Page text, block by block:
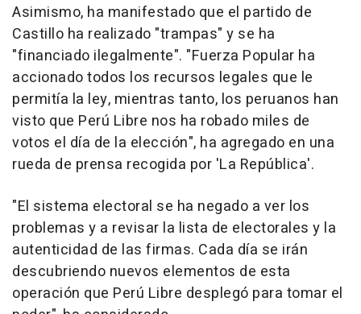
Asimismo, ha manifestado que el partido de
Castillo ha realizado "trampas" y se ha
"financiado ilegalmente". "Fuerza Popular ha
accionado todos los recursos legales que le
permitía la ley, mientras tanto, los peruanos han
visto que Perú Libre nos ha robado miles de
votos el día de la elección", ha agregado en una
rueda de prensa recogida por 'La República'.
"El sistema electoral se ha negado a ver los
problemas y a revisar la lista de electorales y la
autenticidad de las firmas. Cada día se irán
descubriendo nuevos elementos de esta
operación que Perú Libre desplegó para tomar el